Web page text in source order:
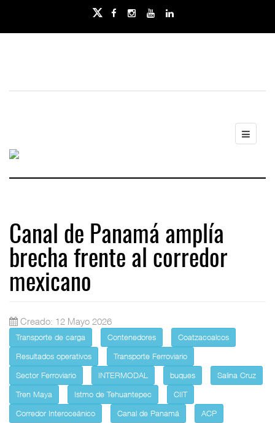
Canal de Panamá amplía
brecha frente al corredor
mexicano
Creado: 12 Mayo 2026
Transporte de carga Contenedores
Coatzacoalcos
Resultados operativos
Transporte Ferroviario
Sector Ferroviario
INTERMODAL buques
Salina Cruz
Tren Maya
Istmo de Tehuantepec
CIIT
Corredor Interoceánico
Canal de Panamá ACP